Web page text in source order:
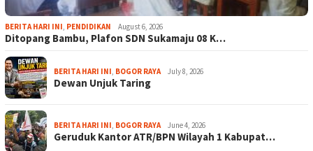
BERITA HARI INI, PENDIDIKAN August 6, 2026
Ditopang Bambu, Plafon SDN Sukamaju 08 K…
BERITA HARI INI, BOGOR RAYA July 8, 2026
Dewan Unjuk Taring
BERITA HARI INI, BOGOR RAYA June 4, 2026
Geruduk Kantor ATR/BPN Wilayah 1 Kabupat…